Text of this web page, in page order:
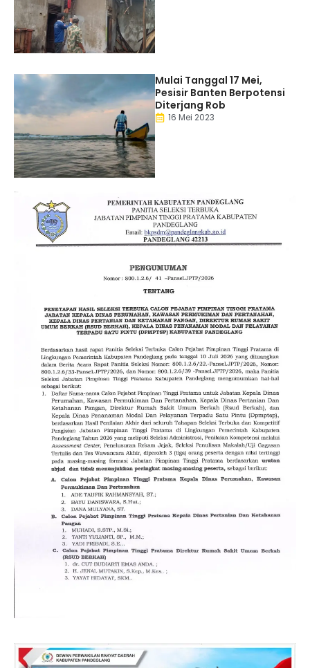
Mulai Tanggal 17 Mei,
Pesisir Banten Berpotensi
Diterjang Rob
16 Mei 2023